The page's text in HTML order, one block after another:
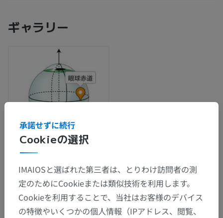
ギャラリー
解剖学的階層
人体解剖学2
Cookieの選択
承諾せずに続行
IMAIOSと選ばれた第三者は、とりわけ訪問者の測
定のためにCookieまたは類似技術を利用します。
Cookieを利用することで、当社はお客様のデバイス
の特徴やいくつかの個人情報（IPアドレス、閲覧、